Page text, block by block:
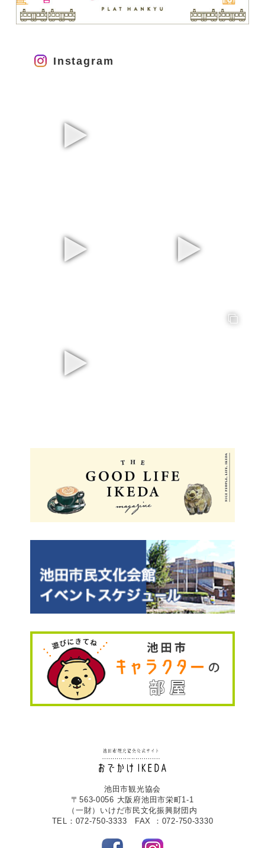
Instagram
池田市観光協会
〒563-0056 大阪府池田市栄町1-1
（一財）いけだ市民文化振興財団内
TEL：072-750-3333 FAX ：072-750-3330